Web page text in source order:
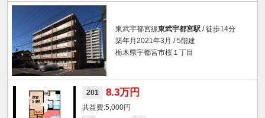
東武宇都宮線東武宇都宮駅 / 徒歩14分
築年月2021年3月 / 5階建
栃木県宇都宮市桜１丁目
201 8.3万円
5,000円